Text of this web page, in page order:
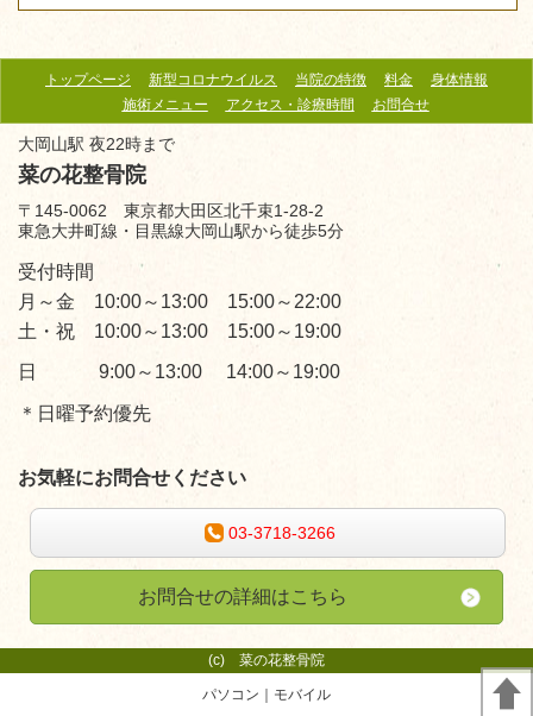
トップページ 新型コロナウイルス 当院の特徴 料金
身体情報
施術メニュー
アクセス・診療時間 お問合せ
大岡山駅 夜22時まで
菜の花整骨院
〒145-0062 東京都大田区北千束1-28-2
東急大井町線・目黒線大岡山駅から徒歩5分
受付時間
月～金 10:00～13:00 15:00～22:00
土・祝 10:00～13:00 15:00～19:00
日 9:00～13:00 14:00～19:00
＊日曜予約優先
お気軽にお問合せください
03-3718-3266
お問合せの詳細はこちら
(c) 菜の花整骨院
パソコン ｜モバイル